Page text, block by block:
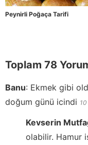
Peynirli Poğaça Tarifi
Toplam 78
Banu: Ekmek gibi
doğum günü icindi
Kevserin
olabilir. Hamur